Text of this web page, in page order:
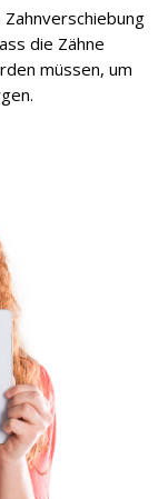
die Zähne
müssen, um